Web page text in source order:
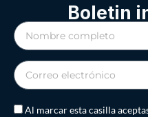
Boletin
Al marcar esta casilla